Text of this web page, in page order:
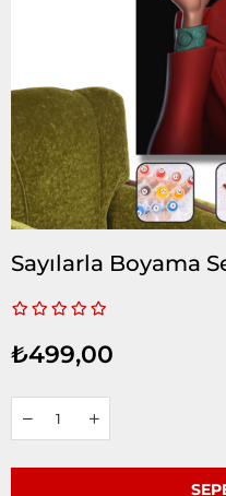
Sayılarla Boyama
₺499,00